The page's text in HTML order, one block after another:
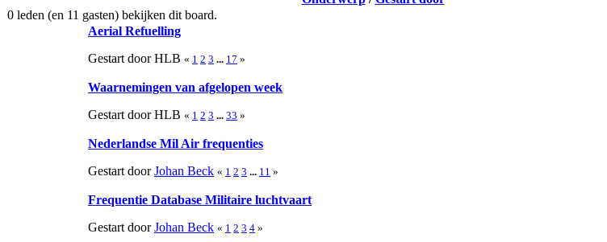
0 leden (en 11 gasten) bekijken dit board.
Aerial Refuelling
Gestart door HLB « 1 2 3 ... 17 »
Waarnemingen van afgelopen week
Gestart door HLB « 1 2 3 ... 33 »
Nederlandse Mil Air frequenties
Gestart doorJohan Beck « 1 2 3 ... 11 »
Frequentie Database Militaire luchtvaart
Gestart doorJohan Beck « 1 2 3 4 »